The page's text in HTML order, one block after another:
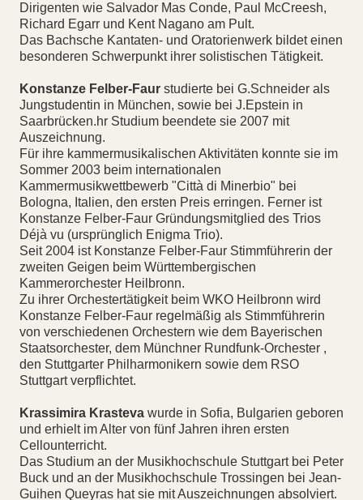
Dirigenten wie Salvador Mas Conde, Paul McCreesh,
Richard Egarr und Kent Nagano am Pult.
Das Bachsche Kantaten- und Oratorienwerk bildet einen
besonderen Schwerpunkt ihrer solistischen Tätigkeit.
Konstanze Felber-Faur studierte bei G.Schneider als
Jungstudentin in München, sowie bei J.Epstein in
Saarbrücken.hr Studium beendete sie 2007 mit
Auszeichnung.
Für ihre kammermusikalischen Aktivitäten konnte sie im
Sommer 2003 beim internationalen
Kammermusikwettbewerb "Città di Minerbio" bei
Bologna, Italien, den ersten Preis erringen. Ferner ist
Konstanze Felber-Faur Gründungsmitglied des Trios
Déjà vu (ursprünglich Enigma Trio).
Seit 2004 ist Konstanze Felber-Faur Stimmführerin der
zweiten Geigen beim Württembergischen
Kammerorchester Heilbronn.
Zu ihrer Orchestertätigkeit beim WKO Heilbronn wird
Konstanze Felber-Faur regelmäßig als Stimmführerin
von verschiedenen Orchestern wie dem Bayerischen
Staatsorchester, dem Münchner Rundfunk-Orchester ,
den Stuttgarter Philharmonikern sowie dem RSO
Stuttgart verpflichtet.
Krassimira Krasteva wurde in Sofia, Bulgarien geboren
und erhielt im Alter von fünf Jahren ihren ersten
Cellounterricht.
Das Studium an der Musikhochschule Stuttgart bei Peter
Buck und an der Musikhochschule Trossingen bei Jean-
Guihen Queyras hat sie mit Auszeichnungen absolviert.